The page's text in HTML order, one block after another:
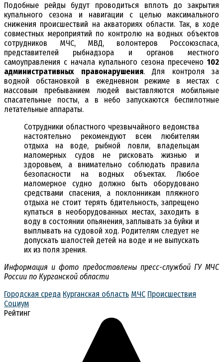
Подобные рейды будут проводиться вплоть до закрытия
купального сезона и навигации с целью максимального
снижения происшествий на акваториях области. Так, в ходе
совместных мероприятий по контролю на водных объектов
сотрудников МЧС, МВД, волонтеров Россоюзспаса,
представителей рыбнадзора и органов местного
самоуправления с начала купального сезона пресечено 102
административных правонарушения. Для контроля за
водной обстановкой в ежедневном режиме в местах с
массовым пребыванием людей выставляются мобильные
спасательные посты, а в небо запускаются беспилотные
летательные аппараты.
Сотрудники областного чрезвычайного ведомства
настоятельно рекомендуют всем любителям
отдыха на воде, рыбной ловли, владельцам
маломерных судов не рисковать жизнью и
здоровьем, а внимательно соблюдать правила
безопасности на водных объектах. Любое
маломерное судно должно быть оборудовано
средствами спасения, а поклонникам пляжного
отдыха не стоит терять бдительность, запрещено
купаться в необорудованных местах, заходить в
воду в состоянии опьянения, заплывать за буйки и
выплывать на судовой ход. Родителям следует не
допускать шалостей детей на воде и не выпускать
их из поля зрения.
Информация и фото предоставлены пресс-службой ГУ МЧС
России по Курганской области
Городская среда Курганская область МЧС Происшествия
Социум
Рейтинг